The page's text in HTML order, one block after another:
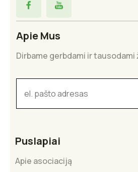
Apie Mus
Dirbame gerbdami ir
Puslapiai
Apie asociaciją